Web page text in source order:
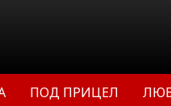
ПОД ПРИЦЕЛ